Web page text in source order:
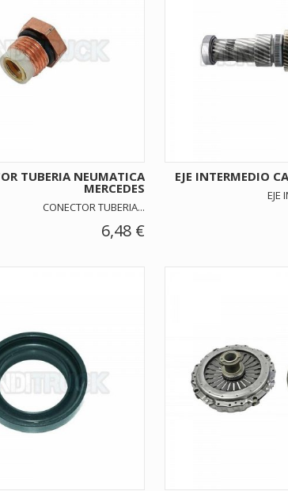
TUBERIA NEUMATICA
MERCEDES
CONECTOR TUBERIA...
6,48 €
EJE INTERMEDIO
EJE